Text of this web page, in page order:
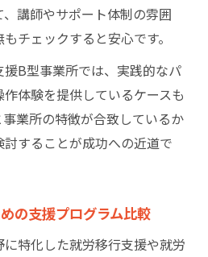
講師やサポート体制の雰囲
チェックすると安心です。
B型事業所では、実践的なパ
体験を提供しているケースも
業所の特徴が合致しているか
することが成功への近道で
の支援プログラム比較
特化した就労移行支援や就労